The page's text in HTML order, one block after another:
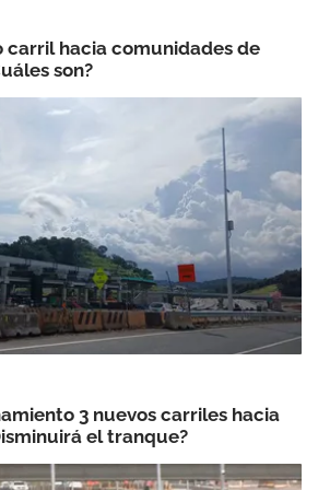
carril hacia comunidades de
son?
3 nuevos carriles hacia
el tranque?